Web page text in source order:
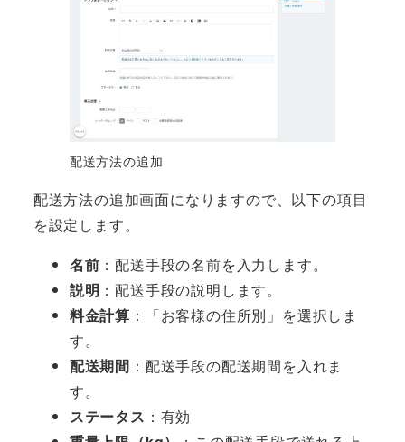
配送方法の追加
配送方法の追加画面になりますので、以下の項目
を設定します。
名前 ：配送手段の名前を入力します。
説明 ：配送手段の説明します。
料金計算 ：「お客様の住所別」を選択しま
す。
配送期間 ：配送手段の配送期間を入れま
す。
ステータス ：有効